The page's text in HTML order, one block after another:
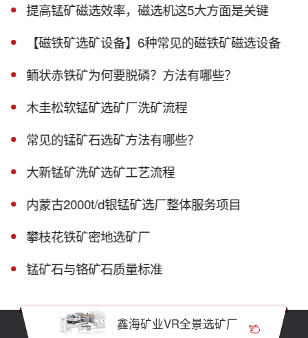
提高锰矿磁选效率，磁选机这5大方面是关键
【磁铁矿选矿设备】6种常见的磁铁矿磁选设备
鲕状赤铁矿为何要脱磷？方法有哪些？
木圭松软锰矿选矿厂洗矿流程
常见的锰矿石选矿方法有哪些？
大新锰矿洗矿选矿工艺流程
内蒙古2000t/d银锰矿选厂整体服务项目
攀枝花铁矿密地选矿厂
锰矿石与铬矿石质量标准
鑫海矿业VR全景选矿厂